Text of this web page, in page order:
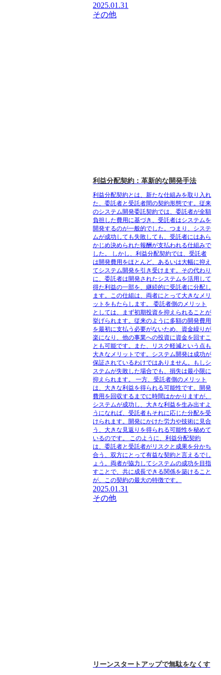
2025.01.31
その他
利益分配契約：革新的な開発手法
利益分配契約とは、新たな仕組みを取り入れ
た、委託者と受託者間の契約形態です。従来
のシステム開発委託契約では、委託者が全額
負担した費用に基づき、受託者はシステムを
開発するのが一般的でした。つまり、システ
ムが成功しても失敗しても、受託者にはあら
かじめ決められた報酬が支払われる仕組みで
した。 しかし、利益分配契約では、受託者
は開発費用をほとんど、あるいは大幅に抑え
てシステム開発を引き受けます。その代わり
に、委託者は開発されたシステムを活用して
得た利益の一部を、継続的に受託者に分配し
ます。この仕組は、両者にとって大きなメリ
ットをもたらします。 委託者側のメリット
としては、まず初期投資を抑えられることが
挙げられます。従来のように多額の開発費用
を最初に支払う必要がないため、資金繰りが
楽になり、他の事業への投資に資金を回すこ
とも可能です。また、リスク軽減という点も
大きなメリットです。システム開発は成功が
保証されているわけではありません。もしシ
ステムが失敗した場合でも、損失は最小限に
抑えられます。 一方、受託者側のメリット
は、大きな利益を得られる可能性です。開発
費用を回収するまでに時間はかかりますが、
システムが成功し、大きな利益を生み出すよ
うになれば、受託者もそれに応じた分配を受
けられます。開発にかけた労力や技術に見合
う、大きな見返りを得られる可能性を秘めて
いるのです。 このように、利益分配契約
は、委託者と受託者がリスクと成果を分かち
合う、双方にとって有益な契約と言えるでし
ょう。両者が協力してシステムの成功を目指
すことで、共に成長できる関係を築けること
が、この契約の最大の特徴です。
2025.01.31
その他
リーンスタートアップで無駄をなくす